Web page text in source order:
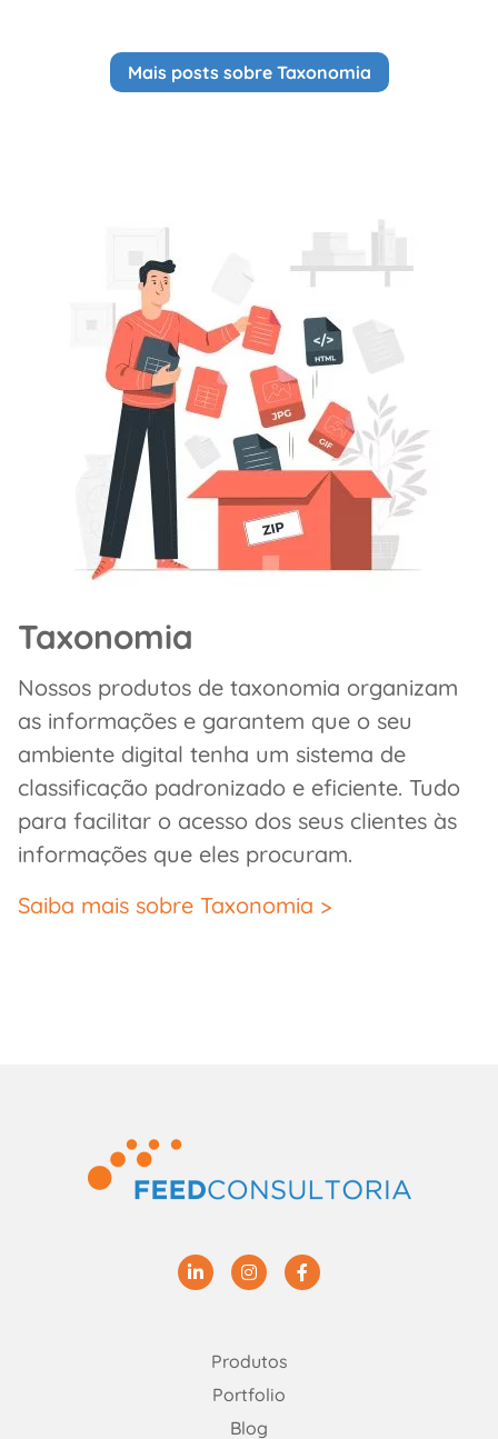
Mais posts sobre Taxonomia
Taxonomia
Nossos produtos de taxonomia organizam
as informações e garantem que o seu
ambiente digital tenha um sistema de
classificação padronizado e eficiente. Tudo
para facilitar o acesso dos seus clientes às
informações que eles procuram.
Saiba mais sobre Taxonomia
Produtos
Portfolio
Blog